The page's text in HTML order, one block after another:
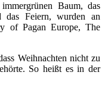
Baum, das
das Feiern, wurden an
of Pagan Europe, The
Weihnachten nicht zu
So heißt es in der